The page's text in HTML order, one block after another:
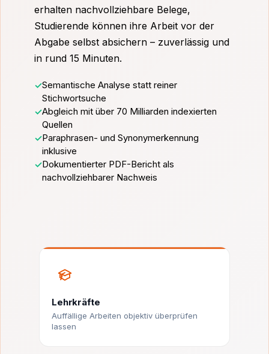
erhalten nachvollziehbare Belege,
Studierende können ihre Arbeit vor der
Abgabe selbst absichern – zuverlässig und
in rund 15 Minuten.
Semantische Analyse statt reiner
Stichwortsuche
Abgleich mit über 70 Milliarden indexierten
Quellen
Paraphrasen- und Synonymerkennung
inklusive
Dokumentierter PDF-Bericht als
nachvollziehbarer Nachweis
Lehrkräfte
Auffällige Arbeiten objektiv überprüfen
lassen